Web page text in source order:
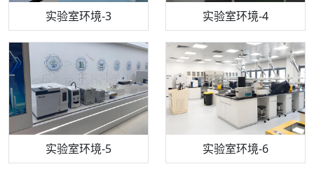
实验室环境-3 实验室环境-4
实验室环境-5 实验室环境-6
机构质检技术员-3 机构质检技术员-4
机构质检技术员-5 机构质检技术员-6
高效液相色谱仪 流式细胞仪
气相色谱仪 万能力学试验仪